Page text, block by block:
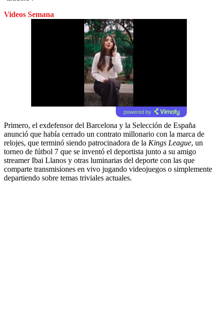
Videos Semana
powered by
Primero, el exdefensor del Barcelona y la Selección de España
anunció que había cerrado un contrato millonario con la marca de
relojes, que terminó siendo patrocinadora de la Kings League, un
torneo de fútbol 7 que se inventó el deportista junto a su amigo
streamer Ibai Llanos y otras luminarias del deporte con las que
comparte transmisiones en vivo jugando videojuegos o simplemente
departiendo sobre temas triviales actuales.